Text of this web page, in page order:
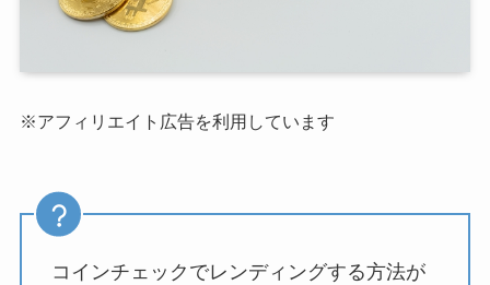
※アフィリエイト広告を利用しています
コインチェックでレンディングする方法が